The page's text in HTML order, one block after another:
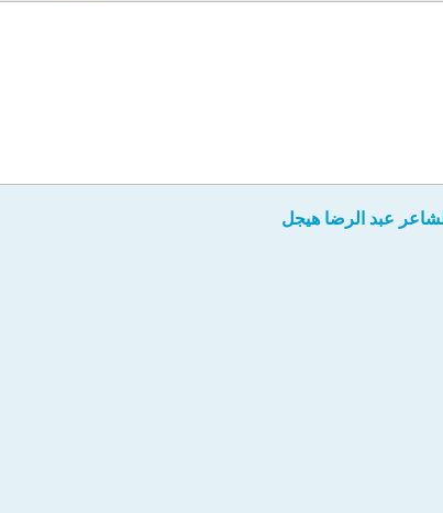
عبد الرضا هيجل